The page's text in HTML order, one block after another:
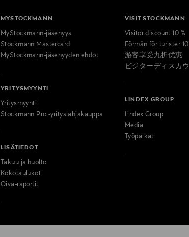
MYSTOCKMANN
MyStockmann-jäsenyys
Stockmann Mastercard
MyStockmann-jäsenyyden ehdot
YRITYSMYYNTI
Yritysmyynti
Stockmann Pro -yrityslahjakauppa
LISÄTIEDOT
Takuu ja huolto
Kokotaulukot
Oiva-raportit
VISIT STOCKMANN
Visitor discount 10 %
Förmån för turister 10
游客享受九折优惠
ビジターディスカ
LINDEX GROUP
Lindex Group
Media
Työpaikat